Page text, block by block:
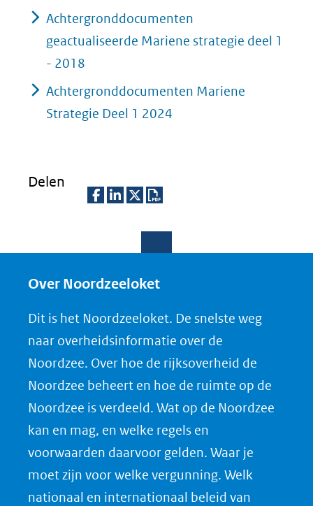
Achtergronddocumenten
geactualiseerde Mariene strategie deel 1
- 2018
Achtergronddocumenten Mariene
Strategie Deel 1 2024
Delen
e
o
p
F
a
c
e
b
o
o
e
o
p
L
i
n
k
e
d
I
e
o
p
X
(opent
in
nieuw
venster)
(verwijst
naar
n
o
a
d
P
D
F
Over Noordzeeloket
Dit is het Noordzeeloket. De snelste weg
naar overheidsinformatie over de
Noordzee. Over hoe de rijksoverheid de
Noordzee beheert en hoe de ruimte op de
Noordzee is verdeeld. Wat op de Noordzee
kan en mag, en welke regels en
voorwaarden daarvoor gelden. Waar je
moet zijn voor welke vergunning. Welk
nationaal en internationaal beleid van